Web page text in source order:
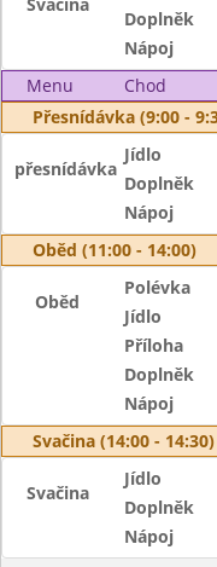
Doplněk
Nápoj
Menu
Chod
Přesnídávka (9:00 -
přesnídávka
Jídlo
Doplněk
Nápoj
Oběd (11:00 - 14:00)
Oběd
Polévka
Jídlo
Příloha
Doplněk
Nápoj
Svačina (14:00 - 14:30)
Svačina
Jídlo
Doplněk
Nápoj